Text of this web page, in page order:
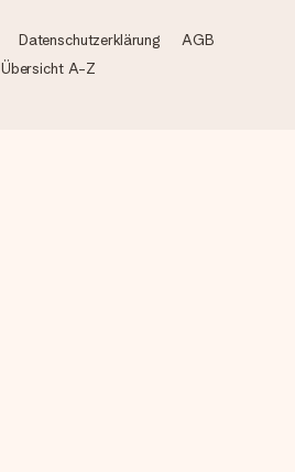
Datenschutzerklärung
AGB
Übersicht A-Z